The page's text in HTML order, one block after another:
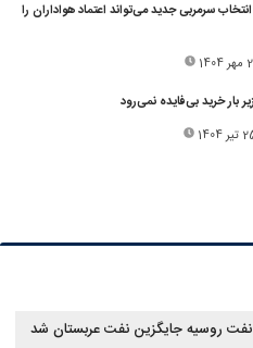
سرمربی جدید می‌تواند اعتماد هواداران را
بار خرید بی‌فایده نمی‌رود
نفت روسیه جایگزین نفت عربستان شد